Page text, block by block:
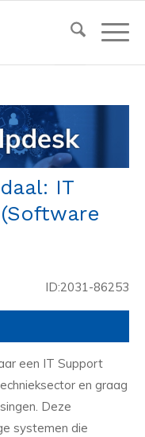
IT
ID:2031-86253
een IT Support
en graag
Deze
systemen die